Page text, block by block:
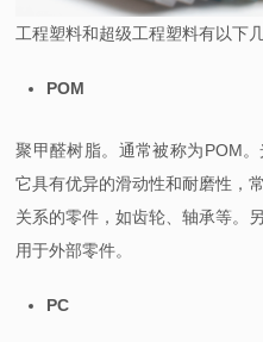
工程塑料和超级工程塑料有以下几
POM
聚甲醛树脂。通常被称为POM
它具有优异的滑动性和耐磨性，
关系的零件，如齿轮、轴承等。
用于外部零件。
PC